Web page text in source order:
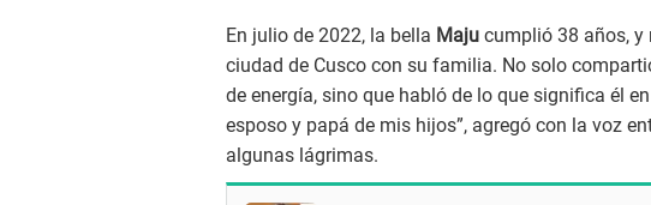
En julio de 2022, la bella Maju cumplió 38 años, y
ciudad de Cusco con su familia. No solo
de energía, sino que habló de lo que significa él
esposo y papá de mis hijos”, agregó con la voz
algunas lágrimas.